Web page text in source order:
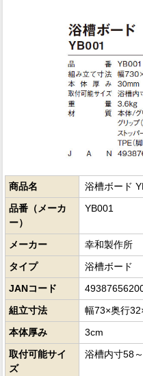
商品名
浴槽ボード
品番（メーカ
ー）
YB001
メーカー
幸和製作所
タイプ
浴槽ボード
JANコード
組立寸法
幅73×奥行
本体厚み
3cm
取付可能サイ
ズ
浴槽内寸58